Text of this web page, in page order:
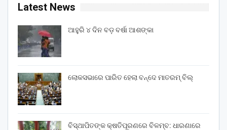
Latest News
ଆହୁରି ୪ ଦିନ ବଡ଼ ବର୍ଷା ଆଶଙ୍କା
ଲୋକସଭାରେ ପାରିତ ହେଲା ବନ୍ଦେ ମାତରମ୍‌ ବିଲ୍‌
ବିସ୍ଥାପିତଙ୍କ କ୍ଷତିପୂରଣରେ ବିଳମ୍ବ: ଧାରଣାରେ